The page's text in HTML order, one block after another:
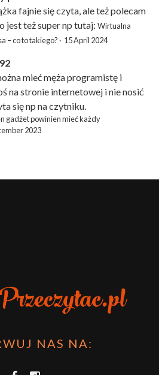
fajnie się czyta, ale też polecam
jest też super np tutaj: Wirtualna
– co to takiego? · 15 April 2024
mieć męża programistę i
na stronie internetowej i nie nosić
się np na czytniku.
gadżet powinien mieć każdy
2023
NAS NA: